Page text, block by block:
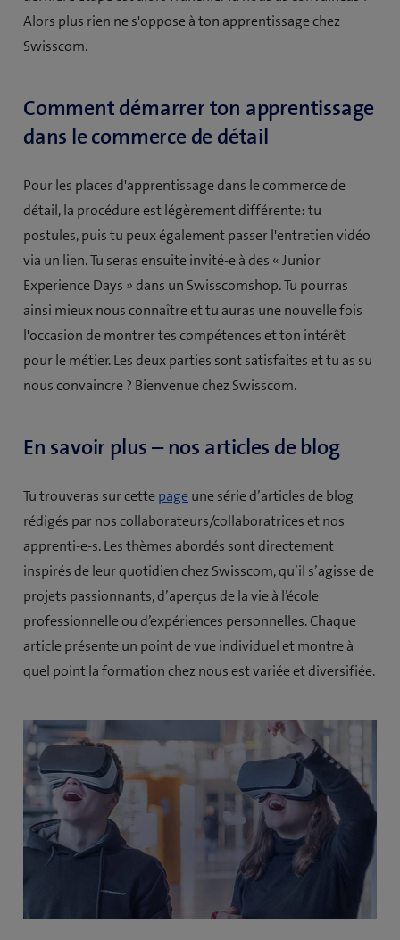
Alors plus rien ne s'oppose à ton apprentissage chez
Swisscom.
Comment démarrer ton apprentissage
dans le commerce de détail
Pour les places d'apprentissage dans le commerce de
détail, la procédure est légèrement différente: tu
postules, puis tu peux également passer l'entretien vidéo
via un lien. Tu seras ensuite invité-e à des « Junior
Experience Days » dans un Swisscomshop. Tu pourras
ainsi mieux nous connaître et tu auras une nouvelle fois
l'occasion de montrer tes compétences et ton intérêt
pour le métier. Les deux parties sont satisfaites et tu as su
nous convaincre ? Bienvenue chez Swisscom.
En savoir plus – nos articles de blog
Tu trouveras sur cettepageune série d’articles de blog
rédigés par nos collaborateurs/collaboratrices et nos
apprenti-e-s. Les thèmes abordés sont directement
inspirés de leur quotidien chez Swisscom, qu’il s’agisse de
projets passionnants, d’aperçus de la vie à l’école
professionnelle ou d’expériences personnelles. Chaque
article présente un point de vue individuel et montre à
quel point la formation chez nous est variée et diversifiée.